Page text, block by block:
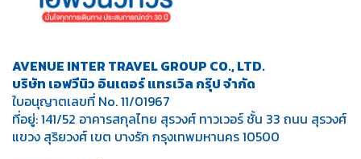
AVENUE INTER TRAVEL GROUP CO., LTD.
บริษัท เอฟวีนิว อินเตอร์ แทรเวิล กรุ๊ป จำกัด
ใบอนุญาตเลขที่ No. 11/01967
ที่อยู่: 141/52 อาคารสกุลไทย สุรวงศ์ ทาวเวอร์ ชั้น 33 ถนน สุรวงศ์
แขวง สุริยวงศ์ เขต บางรัก กรุงเทพมหานคร 10500